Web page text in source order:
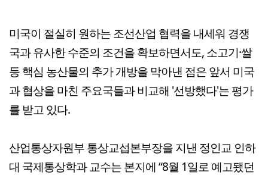
미국이 절실히 원하는 조선산업 협력을 내세워 경쟁
국과 유사한 수준의 조건을 확보하면서도, 소고기·쌀
등 핵심 농산물의 추가 개방을 막아낸 점은 앞서 미국
과 협상을 마친 주요국들과 비교해 '선방했다'는 평가
를 받고 있다.
산업통상자원부 통상교섭본부장을 지낸 정인교 인하
대 국제통상학과 교수는 본지에 “8월 1일로 예고됐던